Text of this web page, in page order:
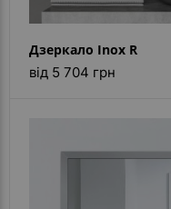
Дзеркало Inox R
від 5 704 грн